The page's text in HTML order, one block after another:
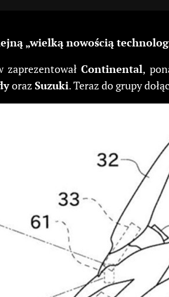
„wielką nowością
zaprezentowałContinental,
oraz Suzuki. Teraz do grupy